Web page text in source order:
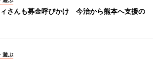
さんも募金呼びかけ 今治から熊本へ支援の
遊ぶ